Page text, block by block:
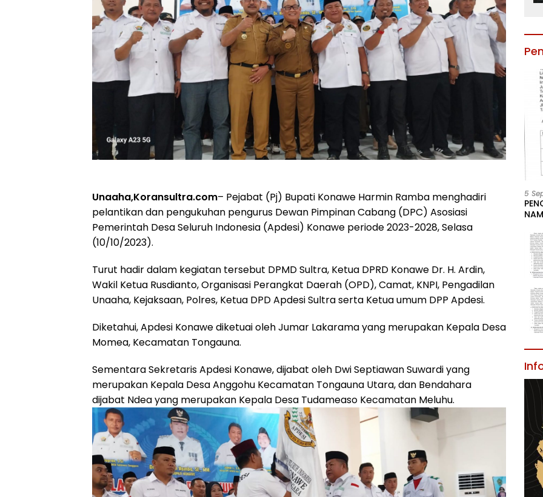
Unaaha,Koransultra.com– Pejabat (Pj) Bupati Konawe Harmin Ramba menghadiri
pelantikan dan pengukuhan pengurus Dewan Pimpinan Cabang (DPC) Asosiasi
Pemerintah Desa Seluruh Indonesia (Apdesi) Konawe periode 2023-2028, Selasa
(10/10/2023).
Turut hadir dalam kegiatan tersebut DPMD Sultra, Ketua DPRD Konawe Dr. H. Ardin,
Wakil Ketua Rusdianto, Organisasi Perangkat Daerah (OPD), Camat, KNPI, Pengadilan
Unaaha, Kejaksaan, Polres, Ketua DPD Apdesi Sultra serta Ketua umum DPP Apdesi.
Diketahui, Apdesi Konawe diketuai oleh Jumar Lakarama yang merupakan Kepala Desa
Momea, Kecamatan Tongauna.
Sementara Sekretaris Apdesi Konawe, dijabat oleh Dwi Septiawan Suwardi yang
merupakan Kepala Desa Anggohu Kecamatan Tongauna Utara, dan Bendahara
dijabat Ndea yang merupakan Kepala Desa Tudameaso Kecamatan Meluhu.
5